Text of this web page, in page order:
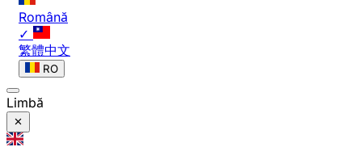
Română
✓
繁體中文
RO
Limbă